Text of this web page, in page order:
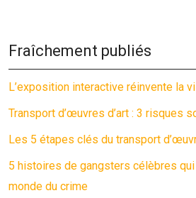
Fraîchement publiés
L’exposition interactive réinvente la
Transport d’œuvres d’art : 3 risques
Les 5 étapes clés du transport
5 histoires de gangsters célèbres
monde du crime